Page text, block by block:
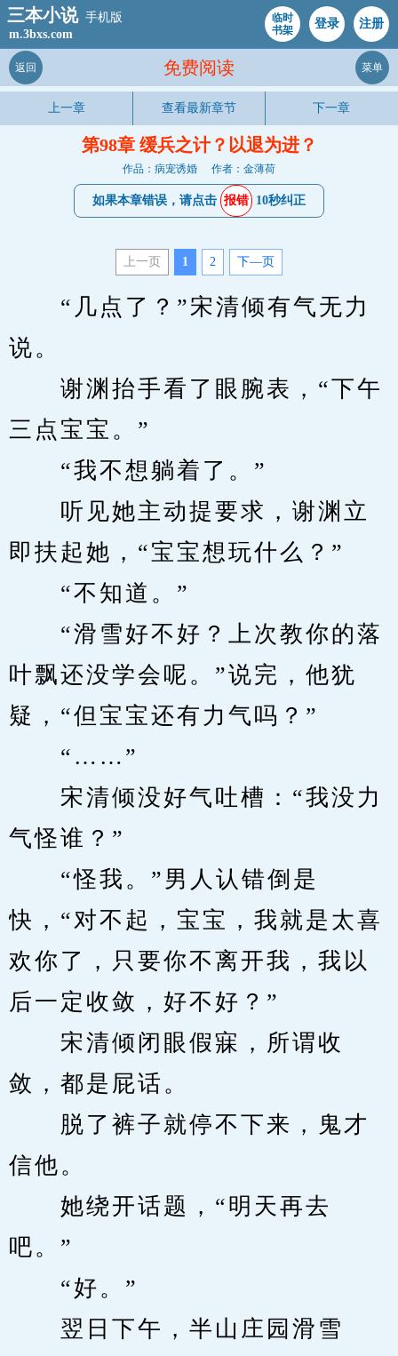
三本小说 手机版
m.3bxs.com
临时
书架
登录 注册
免费阅读
返回 菜单
上一章 查看最新章节 下一章
第98章 缓兵之计？以退为进？
作品：病宠诱婚 作者：金薄荷
如果本章错误，请点击 报错 10秒纠正
上一页 1 2 下—页
“几点了？”宋清倾有气无力
说。
谢渊抬手看了眼腕表，“下午
三点宝宝。”
“我不想躺着了。”
听见她主动提要求，谢渊立
即扶起她，“宝宝想玩什么？”
“不知道。”
“滑雪好不好？上次教你的落
叶飘还没学会呢。”说完，他犹
疑，“但宝宝还有力气吗？”
“……”
宋清倾没好气吐槽：“我没力
气怪谁？”
“怪我。”男人认错倒是
快，“对不起，宝宝，我就是太喜
欢你了，只要你不离开我，我以
后一定收敛，好不好？”
宋清倾闭眼假寐，所谓收
敛，都是屁话。
脱了裤子就停不下来，鬼才
信他。
她绕开话题，“明天再去
吧。”
“好。”
翌日下午，半山庄园滑雪